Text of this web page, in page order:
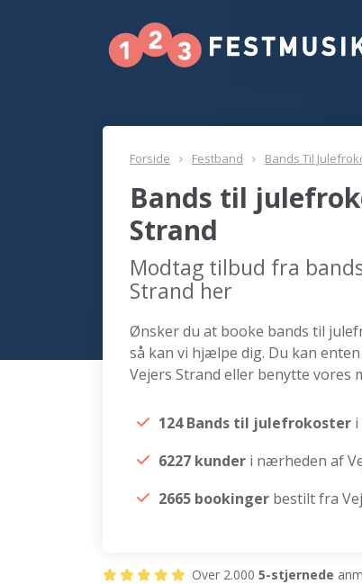
Forside Festband Bands Til
Bands til
Strand
Modtag tilbud fra
Strand her
Ønsker du at booke bands til
så kan vi hjælpe dig. Du kan
Vejers Strand eller benytte vores
124 Bands til julefrokoster i
6227 kunder i nærheden af
2665 bookinger bestilt fra
Over 2.000 5-stjernede